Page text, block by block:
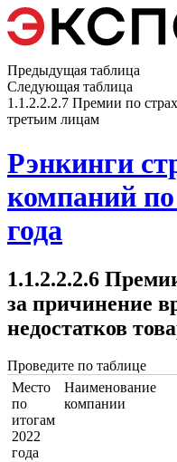
Предыдущая таблица
Следующая таблица
1.1.2.2.2.7 Премии по
третьим лицам
Рэнкинги
компаний
года
1.1.2.2.2.6
за причинение
недостатков
Проведите по таблице
Место
по
итогам
2022
года
Наименование
компании